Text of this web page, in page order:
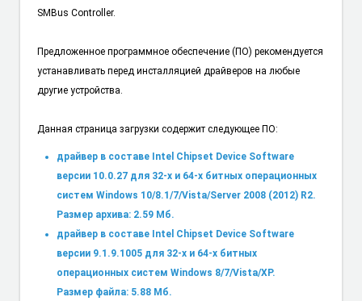
SMBus Controller.
Предложенное программное обеспечение (ПО) рекомендуется
устанавливать перед инсталляцией драйверов на любые
другие устройства.
Данная страница загрузки содержит следующее ПО:
драйвер в составе Intel Chipset Device Software
версии 10.0.27 для 32-х и 64-х битных операционных
систем Windows 10/8.1/7/Vista/Server 2008 (2012) R2.
Размер архива: 2.59 Мб.
драйвер в составе Intel Chipset Device Software
версии 9.1.9.1005 для 32-х и 64-х битных
операционных систем Windows 8/7/Vista/XP.
Размер файла: 5.88 Мб.